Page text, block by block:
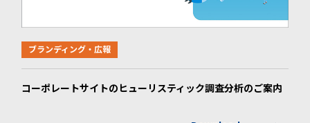
ブランディング・広報
コーポレートサイトのヒューリスティック調査分析のご案内